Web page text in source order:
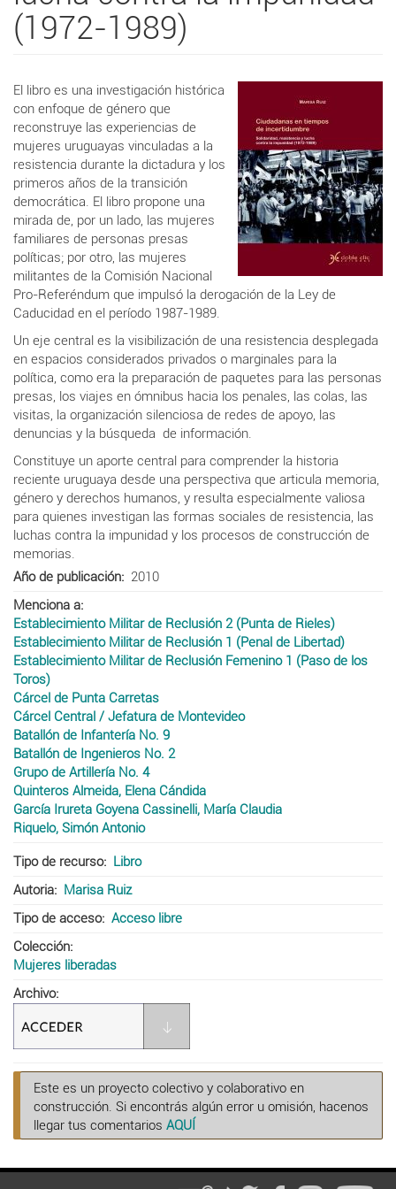
(1972-1989)
El libro es una investigación histórica
con enfoque de género que
reconstruye las experiencias de
mujeres uruguayas vinculadas a la
resistencia durante la dictadura y los
primeros años de la transición
democrática. El libro propone una
mirada de, por un lado, las mujeres
familiares de personas presas
políticas; por otro, las mujeres
militantes de la Comisión Nacional
Pro-Referéndum que impulsó la derogación de la Ley de
Caducidad en el período 1987-1989.
Un eje central es la visibilización de una resistencia desplegada
en espacios considerados privados o marginales para la
política, como era la preparación de paquetes para las personas
presas, los viajes en ómnibus hacia los penales, las colas, las
visitas, la organización silenciosa de redes de apoyo, las
denuncias y la búsqueda de información.
Constituye un aporte central para comprender la historia
reciente uruguaya desde una perspectiva que articula memoria,
género y derechos humanos, y resulta especialmente valiosa
para quienes investigan las formas sociales de resistencia, las
luchas contra la impunidad y los procesos de construcción de
memorias.
Año de publicación
2010
Menciona a
Establecimiento Militar de Reclusión 2 (Punta de Rieles)
Establecimiento Militar de Reclusión 1 (Penal de Libertad)
Establecimiento Militar de Reclusión Femenino 1 (Paso de los
Toros)
Cárcel de Punta Carretas
Cárcel Central / Jefatura de Montevideo
Batallón de Infantería No. 9
Batallón de Ingenieros No. 2
Grupo de Artillería No. 4
Quinteros Almeida, Elena Cándida
García Irureta Goyena Cassinelli, María Claudia
Riquelo, Simón Antonio
Tipo de recurso
Libro
Autoria
Marisa Ruiz
Tipo de acceso
Acceso libre
Colección
Mujeres liberadas
Archivo
Este es un proyecto colectivo y colaborativo en
construcción. Si encontrás algún error u omisión, hacenos
llegar tus comentarios AQUÍ